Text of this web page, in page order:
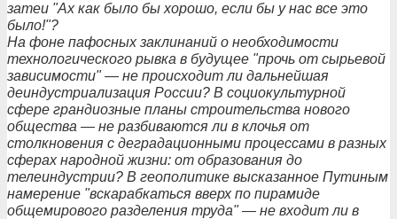
затеи "Ах как было бы хорошо, если бы у нас все это
было!"?
На фоне пафосных заклинаний о необходимости
технологического рывка в будущее "прочь от сырьевой
зависимости" — не происходит ли дальнейшая
деиндустриализация России? В социокультурной
сфере грандиозные планы строительства нового
общества — не разбиваются ли в клочья от
столкновения с деградационными процессами в разных
сферах народной жизни: от образования до
телеиндустрии? В геополитике высказанное Путиным
намерение "вскарабкаться вверх по пирамиде
общемирового разделения труда" — не входит ли в